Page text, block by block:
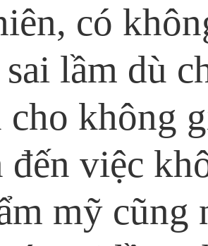
có
lầm dù
cho không
đến việc
mỹ